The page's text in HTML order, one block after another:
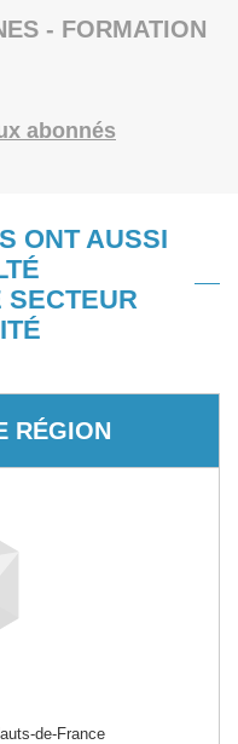
- FORMATION
abonnés
ONT AUSSI
SECTEUR
RÉGION
de-France